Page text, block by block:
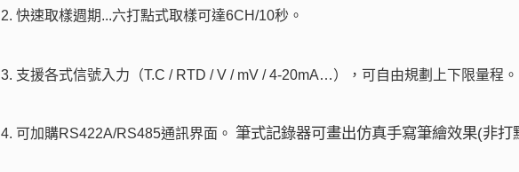
2. 快速取樣週期...六打點式取樣可達6CH/10秒 。
3. 支援各式信號入力（T.C / RTD / V / mV / 4-20mA…），可自由規劃上下限量程。
4. 可加購RS422A/RS485通訊界面 。 筆式記錄器可畫出仿真手寫筆繪效果(非打